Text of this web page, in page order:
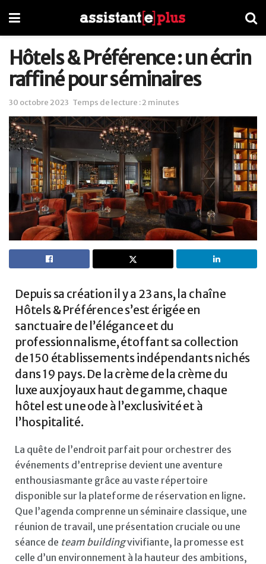
Hôtels & Préférence : un écrin
raffiné pour séminaires
30 octobre 2023 Temps de lecture : 2 minutes
Depuis sa création il y a 23 ans, la chaîne
Hôtels & Préférence s’est érigée en
sanctuaire de l’élégance et du
professionnalisme, étoffant sa collection
de 150 établissements indépendants nichés
dans 19 pays. De la crème de la crème du
luxe aux joyaux haut de gamme, chaque
hôtel est une ode à l’exclusivité et à
l’hospitalité.
La quête de l’endroit parfait pour orchestrer des
événements d’entreprise devient une aventure
enthousiasmante grâce au vaste répertoire
disponible sur la plateforme de réservation en ligne.
Que l’agenda comprenne un séminaire classique, une
réunion de travail, une présentation cruciale ou une
séance de team buildingvivifiante, la promesse est
celle d’un environnement à la hauteur des ambitions,